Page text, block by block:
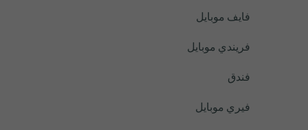
فايف موبايل
فريندي موبايل
فندق
فيري موبايل